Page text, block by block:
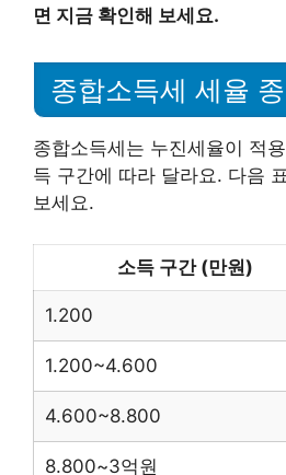
면 지금 확인해 보세요.
종합소득세 세율
종합소득세는 누진세율이 적
득 구간에 따라 달라요. 다음
보세요.
소득 구간 (만원)
1.200
1.200~4.600
4.600~8.800
8.800~3억원